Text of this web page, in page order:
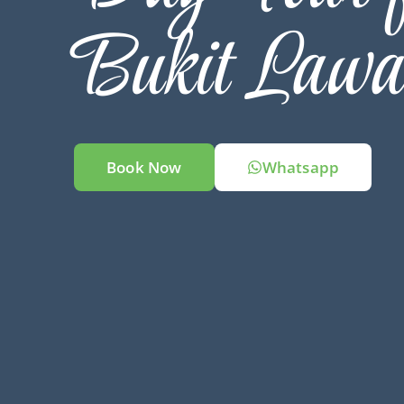
Bukit
Book Now Whatsapp